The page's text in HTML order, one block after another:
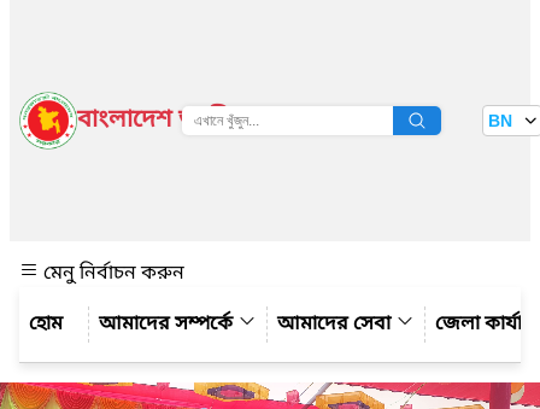
বাংলাদেশ জাতীয় তথ্য বাতায়ন BN
মেনু নির্বাচন করুন
আমাদের সম্পর্কে
আমাদের সেবা জেলা